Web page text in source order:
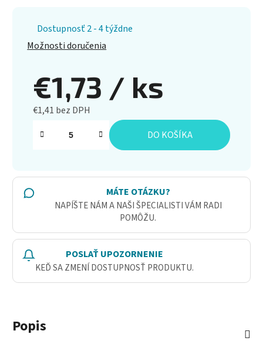
Dostupnosť 2 - 4 týždne
Možnosti doručenia
€1,73 / ks
€1,41 bez DPH
Jednotková cena:
DO KOŠÍKA
MÁTE OTÁZKU?
NAPÍŠTE NÁM A NAŠI ŠPECIALISTI VÁM RADI
POMÔŽU.
POSLAŤ UPOZORNENIE
KEĎ SA ZMENÍ DOSTUPNOSŤ PRODUKTU.
Popis